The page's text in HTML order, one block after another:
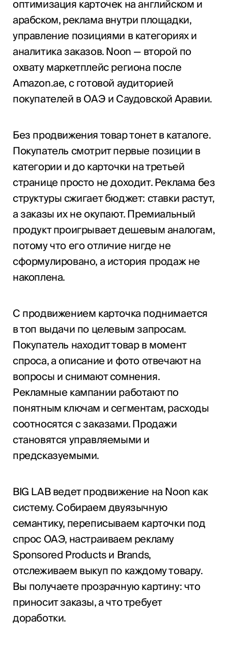
оптимизация карточек на английском и
арабском, реклама внутри площадки,
управление позициями в категориях и
аналитика заказов. Noon — второй по
охвату маркетплейс региона после
Amazon.ae, с готовой аудиторией
покупателей в ОАЭ и Саудовской Аравии.
Без продвижения товар тонет в каталоге.
Покупатель смотрит первые позиции в
категории и до карточки на третьей
странице просто не доходит. Реклама без
структуры сжигает бюджет: ставки растут,
а заказы их не окупают. Премиальный
продукт проигрывает дешевым аналогам,
потому что его отличие нигде не
сформулировано, а история продаж не
накоплена.
С продвижением карточка поднимается
в топ выдачи по целевым запросам.
Покупатель находит товар в момент
спроса, а описание и фото отвечают на
вопросы и снимают сомнения.
Рекламные кампании работают по
понятным ключам и сегментам, расходы
соотносятся с заказами. Продажи
становятся управляемыми и
предсказуемыми.
BIG LAB ведет продвижение на Noon как
систему. Собираем двуязычную
семантику, переписываем карточки под
спрос ОАЭ, настраиваем рекламу
Sponsored Products и Brands,
отслеживаем выкуп по каждому товару.
Вы получаете прозрачную картину: что
приносит заказы, а что требует
доработки.